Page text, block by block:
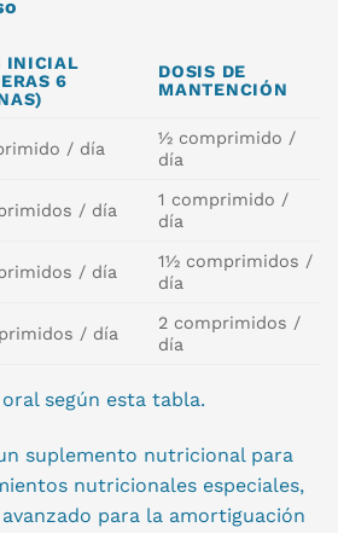
INICIAL
6
DOSIS DE
MANTENCIÓN
/ día
½ comprimido /
día
/ día
1 comprimido /
día
/ día
1½ comprimidos /
día
/ día
2 comprimidos /
día
según esta tabla.
suplemento nutricional para
nutricionales especiales,
para la amortiguación